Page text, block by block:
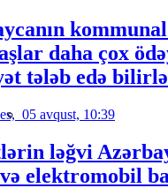
kommunal
daha çox
tələb edə
05 avqust, 10:39
ləğvi
elektromobil